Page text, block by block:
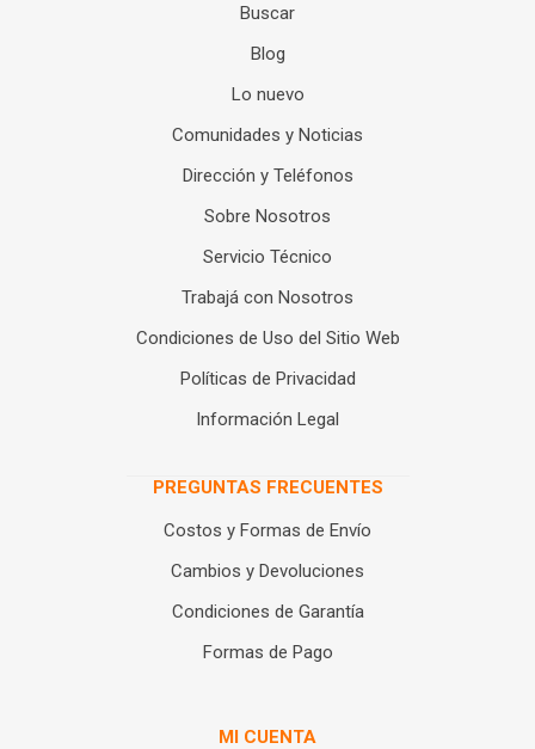
Buscar
Blog
Lo nuevo
Comunidades y Noticias
Dirección y Teléfonos
Sobre Nosotros
Servicio Técnico
Trabajá con Nosotros
Condiciones de Uso del Sitio Web
Políticas de Privacidad
Información Legal
PREGUNTAS FRECUENTES
Costos y Formas de Envío
Cambios y Devoluciones
Condiciones de Garantía
Formas de Pago
MI CUENTA